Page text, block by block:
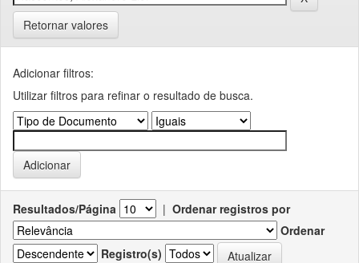
Retornar valores
Adicionar filtros:
Utilizar filtros para refinar o resultado de busca.
Resultados/Página | Ordenar registros por
Ordenar
Registro(s)